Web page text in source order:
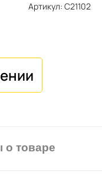
Артикул: C21102
товаре